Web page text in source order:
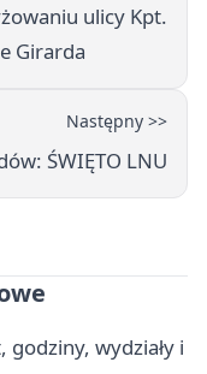
ulicy Kpt.
Girarda
Następny >>
ŚWIĘTO LNU
wydziały i